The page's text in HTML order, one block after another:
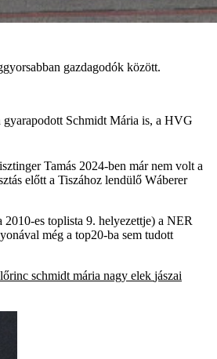
gazdagodók között.
gyarapodott Schmidt Mária is, a HVG
Tamás 2024-ben már nem volt a
előtt a Tiszához lendülő Wáberer
es toplista 9. helyezettje) a NER
még a top20-ba sem tudott
schmidt mária nagy elek jászai